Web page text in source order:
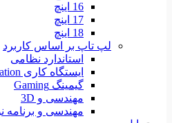
لپ تاپ بر اساس کاربرد
استاندارد نظامی
ایستگاه کاری Workstation
گیمینگ Gaming
مهندسی و 3D
مهندسی و برنامه نویسی